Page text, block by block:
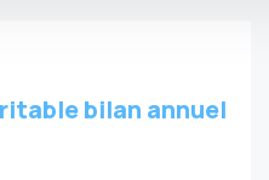
bilan annuel